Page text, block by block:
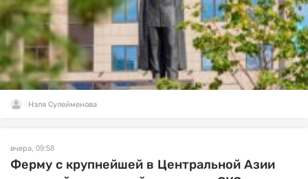
Нэля Сулейменова
вчера, 09:58
Ферму с крупнейшей в Центральной Азии